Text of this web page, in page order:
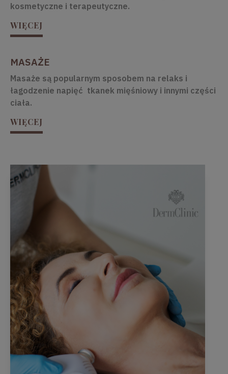
kosmetyczne i terapeutyczne.
WIĘCEJ
MASAŻE
Masaże są popularnym sposobem na relaks i
łagodzenie napięć tkanek mięśniowy i innymi części
ciała.
WIĘCEJ